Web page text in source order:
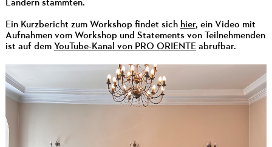
Ländern stammten.
Ein Kurzbericht zum Workshop findet sich hier, ein Video mit
Aufnahmen vom Workshop und Statements von Teilnehmenden
ist auf dem YouTube-Kanal von PRO ORIENTEabrufbar.